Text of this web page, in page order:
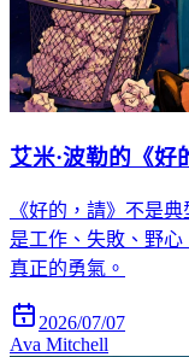
艾米·波勒的《
《好的，請》不是
是工作、失敗、野
真正的勇氣。
2026/07/07
Ava Mitchell